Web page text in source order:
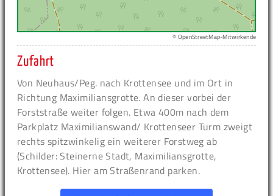
© OpenStreetMap-Mitwirkende
Zufahrt
Von Neuhaus/Peg. nach Krottensee und im Ort in
Richtung Maximiliansgrotte. An dieser vorbei der
Forststraße weiter folgen. Etwa 400m nach dem
Parkplatz Maximilianswand/ Krottenseer Turm zweigt
rechts spitzwinkelig ein weiterer Forstweg ab
(Schilder: Steinerne Stadt, Maximiliansgrotte,
Krottensee). Hier am Straßenrand parken.